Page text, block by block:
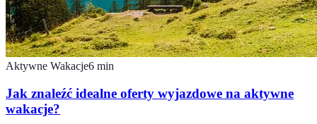
Aktywne Wakacje6 min
Jak znaleźć idealne oferty wyjazdowe na aktywne
wakacje?